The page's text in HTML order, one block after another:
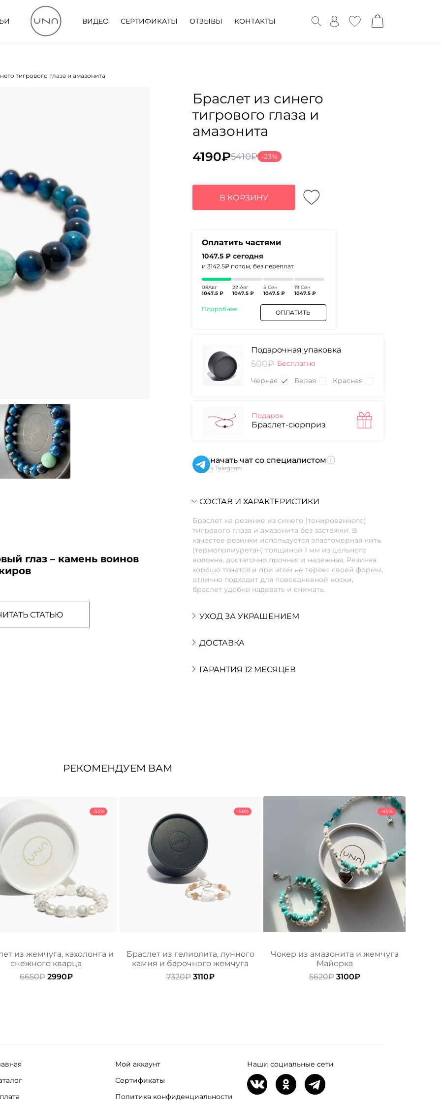
ВИДЕО СЕРТИФИКАТЫ ОТЗЫВЫ КОНТАКТЫ
тигрового глаза и амазонита
глаз – камень воинов
СТАТЬЮ
Браслет из синего
тигрового глаза и
амазонита
5410₽
Первоначальная
составляла
5410₽.
4190₽
Текущая
4190₽.
-23%
В КОРЗИНУ
Оплатить частями
1047.5 ₽ сегодня
и 3142.5₽ потом, без переплат
08Авг
1047.5 ₽
22 Авг
1047.5 ₽
5 Сен
1047.5 ₽
19 Сен
1047.5 ₽
Подробнее ОПЛАТИТЬ
Подарочная упаковка
500₽ Бесплатно
Черная
Белая Красная
Подарок
Браслет-сюрприз
начать чат со специалистом
в Telegram
СОСТАВ И ХАРАКТЕРИСТИКИ
Браслет на резинке из синего (тонированного)
тигрового глаза и амазонита без застёжки. В
качестве резинки используется эластомерная нить
(термополиуретан) толщиной 1 мм из цельного
волокна, достаточно прочная и надежная. Резинка
хорошо тянется и при этом не теряет своей формы,
отлично подходит для повседневной носки,
браслет удобно надевать и снимать.
УХОД ЗА УКРАШЕНИЕМ
ДОСТАВКА
ГАРАНТИЯ 12 МЕСЯЦЕВ
РЕКОМЕНДУЕМ ВАМ
-55%
из жемчуга, кахолонга и
снежного кварца
6650₽ Первоначальная
2990₽Текущая
-58%
Браслет из гелиолита, лунного
камня и барочного жемчуга
7320₽ Первоначальная
3110₽Текущая
-45%
Чокер из амазонита и жемчуга
Майорка
5620₽ Первоначальная
3100₽Текущая
Мой аккаунт
Сертификаты
Политика конфиденциальности
Наши социальные сети